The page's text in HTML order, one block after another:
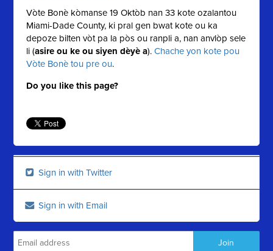
Vòte Bonè kòmanse 19 Oktòb nan 33 kote ozalantou
Miami-Dade County, ki pral gen bwat kote ou ka
depoze bilten vòt pa la pòs ou ranpli a, nan anvlòp sele
li (asire ou ke ou siyen dèyè a).Chache yon kote pou
Vòte Bonè tou pre ou.
Do you like this page?
Sign in with Twitter
Sign in with Email